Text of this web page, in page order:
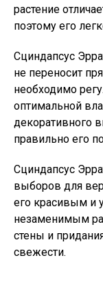
растение
поэтому его
Сциндапсус
не переносит
необходимо
оптимальной
декоративного
правильно его
Сциндапсус
выборов для
его красивым и
незаменимым
стены и
свежести.